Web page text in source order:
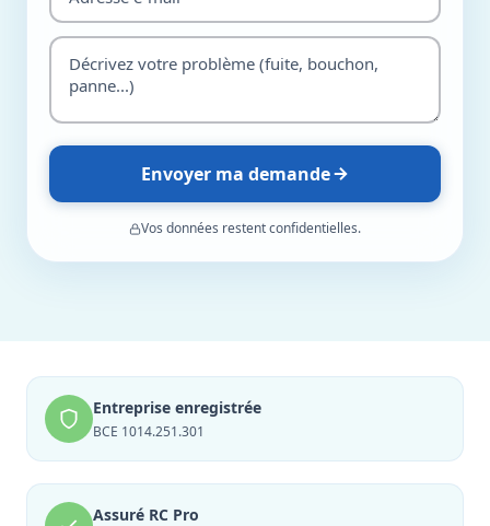
Envoyer ma demande
Vos données restent confidentielles.
Entreprise enregistrée
BCE 1014.251.301
Assuré RC Pro